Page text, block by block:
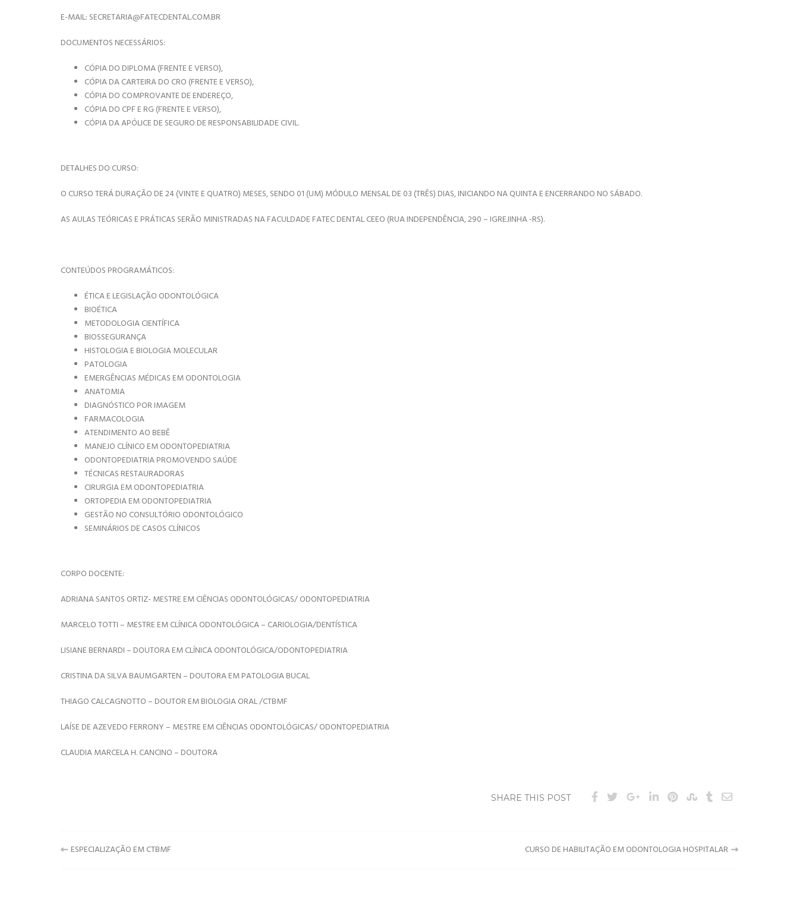
E-MAIL: SECRETARIA@FATECDENTAL.COM.BR
DOCUMENTOS NECESSÁRIOS:
CÓPIA DO DIPLOMA (FRENTE E VERSO),
CÓPIA DA CARTEIRA DO CRO (FRENTE E VERSO),
CÓPIA DO COMPROVANTE DE ENDEREÇO,
CÓPIA DO CPF E RG (FRENTE E VERSO),
CÓPIA DA APÓLICE DE SEGURO DE RESPONSABILIDADE CIVIL.
DETALHES DO CURSO:
O CURSO TERÁ DURAÇÃO DE 24 (VINTE E QUATRO) MESES, SENDO 01 (UM) MÓDULO MENSAL DE 03 (TRÊS) DIAS, INICIANDO NA QUINTA E ENCERRANDO NO SÁBADO.
AS AULAS TEÓRICAS E PRÁTICAS SERÃO MINISTRADAS NA FACULDADE FATEC DENTAL CEEO (RUA INDEPENDÊNCIA, 290 – IGREJINHA -RS).
CONTEÚDOS PROGRAMÁTICOS:
ÉTICA E LEGISLAÇÃO ODONTOLÓGICA
BIOÉTICA
METODOLOGIA CIENTÍFICA
BIOSSEGURANÇA
HISTOLOGIA E BIOLOGIA MOLECULAR
PATOLOGIA
EMERGÊNCIAS MÉDICAS EM ODONTOLOGIA
ANATOMIA
DIAGNÓSTICO POR IMAGEM
FARMACOLOGIA
ATENDIMENTO AO BEBÊ
MANEJO CLÍNICO EM ODONTOPEDIATRIA
ODONTOPEDIATRIA PROMOVENDO SAÚDE
TÉCNICAS RESTAURADORAS
CIRURGIA EM ODONTOPEDIATRIA
ORTOPEDIA EM ODONTOPEDIATRIA
GESTÃO NO CONSULTÓRIO ODONTOLÓGICO
SEMINÁRIOS DE CASOS CLÍNICOS
CORPO DOCENTE:
ADRIANA SANTOS ORTIZ- MESTRE EM CIÊNCIAS ODONTOLÓGICAS/ ODONTOPEDIATRIA
MARCELO TOTTI – MESTRE EM CLÍNICA ODONTOLÓGICA – CARIOLOGIA/DENTÍSTICA
LISIANE BERNARDI – DOUTORA EM CLÍNICA ODONTOLÓGICA/ODONTOPEDIATRIA
CRISTINA DA SILVA BAUMGARTEN – DOUTORA EM PATOLOGIA BUCAL
THIAGO CALCAGNOTTO – DOUTOR EM BIOLOGIA ORAL /CTBMF
LAÍSE DE AZEVEDO FERRONY – MESTRE EM CIÊNCIAS ODONTOLÓGICAS/ ODONTOPEDIATRIA
CLAUDIA MARCELA H. CANCINO – DOUTORA
SHARE THIS POST
Navegação
ESPECIALIZAÇÃO EM CTBMF CURSO DE HABILITAÇÃO EM ODONTOLOGIA HOSPITALAR